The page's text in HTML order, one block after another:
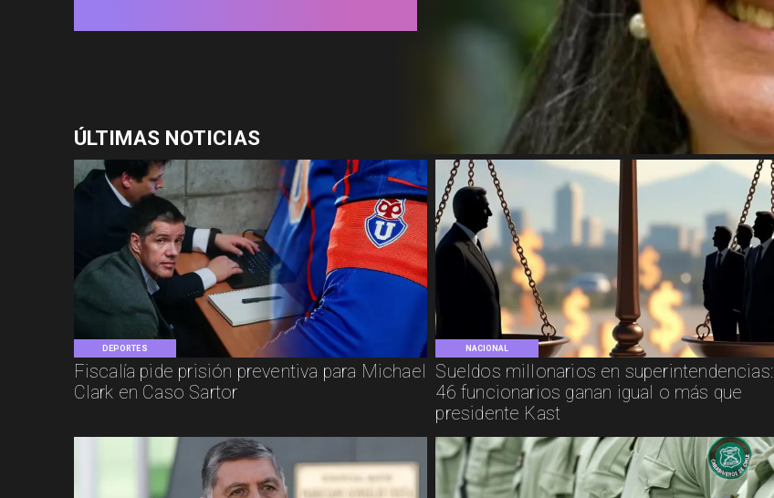
DEPORTES
Fiscalía pide prisión preventiva para Michael
Clark en Caso Sartor
NACIONAL
Sueldos millonarios en superintendencias:
46 funcionarios ganan igual o más que
presidente Kast
ÚLTIMAS NOTICIAS